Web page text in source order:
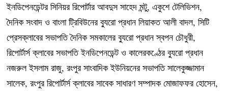
ইনডিপেনডেন্টর সিনিয়র রিপোর্টার আবদুস সাহেদ মন্টু, একুশে টেলিভিশন,
দৈনিক সংবাদ ও বাংলা ট্রিবিউনের ব্যুরো প্রধান লিয়াকত আলী বাদল, সিটি
প্রেসক্লাবের সভাপতি দৈনিক সমকালের ব্যুরো প্রধান স্বপন চৌধুরী,
রিপোর্টার্স ক্লাবের সভাপতি ইনডিপেনডেন্ট ও কালেরকণ্ঠের ব্যুরো প্রধান
নজরুল ইসলাম রাজু, রংপুর সাংবাদিক ইউনিয়নের সভাপতি সালেকুজ্জামান
সালেক, রংপুর রিপোর্টার্স ক্লাবের সাবেক সাধারণ সম্পাদক মোজাফফর হোসেন,